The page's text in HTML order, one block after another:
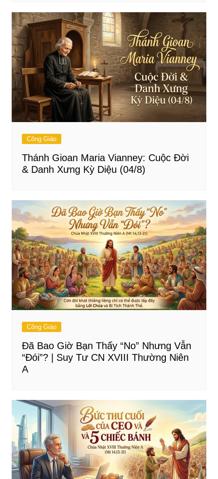
Công Giáo
Thánh Gioan Maria Vianney: Cuộc Đời
& Danh Xưng Kỳ Diệu (04/8)
Công Giáo
Đã Bao Giờ Bạn Thấy “No” Nhưng Vẫn
“Đói”? | Suy Tư CN XVIII Thường Niên
A